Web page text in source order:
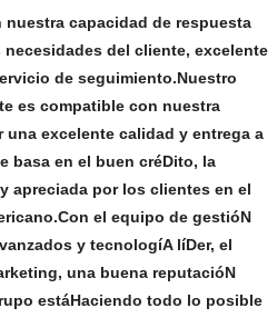
capacidad de respuesta
necesidades del cliente, excelente
de seguimiento.Nuestro
es compatible con nuestra
excelente calidad y entrega a
basa en el buen créDito, la
apreciada por los clientes en el
el equipo de gestióN
y tecnologíA líDer, el
una buena reputacióN
estáHaciendo todo lo posible